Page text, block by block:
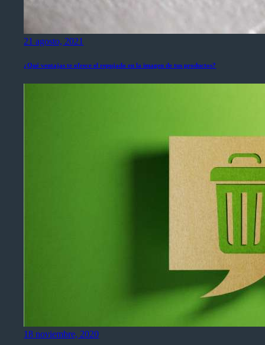
21 agosto, 2021
¿Qué ventajas te ofrece el repujado en la imagen de tus productos?
18 noviembre, 2020